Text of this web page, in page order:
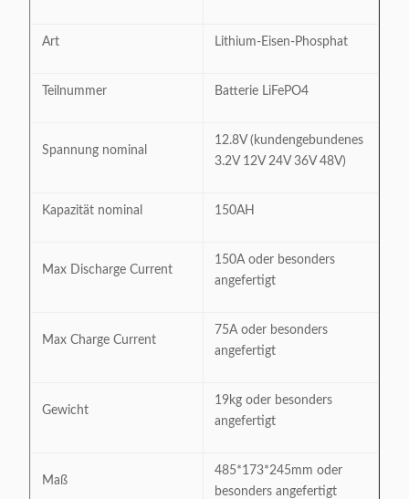
Art Lithium-Eisen-Phosphat
Teilnummer Batterie LiFePO4
Spannung nominal
12.8V (kundengebundenes
3.2V 12V 24V 36V 48V)
Kapazität nominal 150AH
Max Discharge Current
150A oder besonders
angefertigt
Max Charge Current
75A oder besonders
angefertigt
Gewicht
19kg oder besonders
angefertigt
Maß
485*173*245mm oder
besonders angefertigt